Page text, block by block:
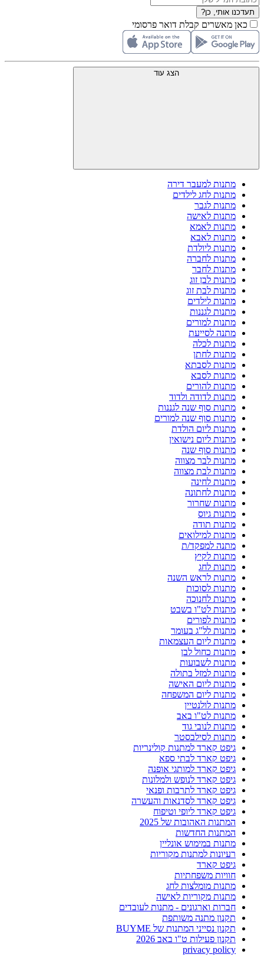
תעדכנו אותי, כן?
כאן מאשרים קבלת דואר פרסומי
הצג עוד
מתנות למעבר דירה
מתנות לחג לילדים
מתנות לגבר
מתנות לאישה
מתנות לאמא
מתנות לאבא
מתנות ליולדת
מתנות לחברה
מתנות לחבר
מתנות לבן זוג
מתנות לבת זוג
מתנות לילדים
מתנות לגננות
מתנות למורים
מתנה לסייעת
מתנות לכלה
מתנות לחתן
מתנות לסבתא
מתנות לסבא
מתנות להורים
מתנות לדודה ולדוד
מתנות סוף שנה לגננות
מתנות סוף שנה למורים
מתנות ליום הולדת
מתנות ליום נישואין
מתנות סוף שנה
מתנות לבר מצווה
מתנות לבת מצווה
מתנות לחינה
מתנות לחתונה
מתנות שחרור
מתנות גיוס
מתנות תודה
מתנות למילואים
מתנה למפקד/ת
מתנות לקיץ
מתנות לחג
מתנות לראש השנה
מתנות לסוכות
מתנות לחנוכה
מתנות לט"ו בשבט
מתנות לפורים
מתנות לל"ג בעומר
מתנות ליום העצמאות
מתנות כחול לבן
מתנות לשבועות
מתנות למזל בתולה
מתנות ליום האישה
מתנות ליום המשפחה
מתנות לולנטיין
מתנות לט"ו באב
מתנות לנובי גוד
מתנות לסילבסטר
גיפט קארד למתנות קולינריות
גיפט קארד לבתי ספא
גיפט קארד למותגי אופנה
גיפט קארד לנופש ולמלונות
גיפט קארד לתרבות ופנאי
גיפט קארד לסדנאות והעשרה
גיפט קארד ליופי וטיפוח
המתנות האהובות של 2025
המתנות החדשות
מתנות במימוש אונליין
רעיונות למתנות מקוריות
גיפט קארד
חוויות משפחתיות
מתנות מומלצות לחג
מתנות מקוריות לאישה
חברות וארגונים - מתנות לעובדים
תקנון מתנה משותפת
תקנון נסייני המתנות של BUYME
תקנון פעילות ט"ו באב 2026
privacy policy